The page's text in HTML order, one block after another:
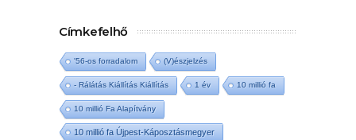
Címkefelhő
'56-os forradalom (V)észjelzés
- Rálátás Kiállítás Kiállítás 1 év 10 millió fa
10 millió Fa Alapítvány
10 millió fa Újpest-Káposztásmegyer